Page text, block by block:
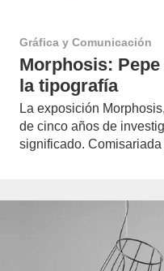
Gráfica y Comunicación
Morphosis:
la tipografía
La exposición
de cinco años de
significado.